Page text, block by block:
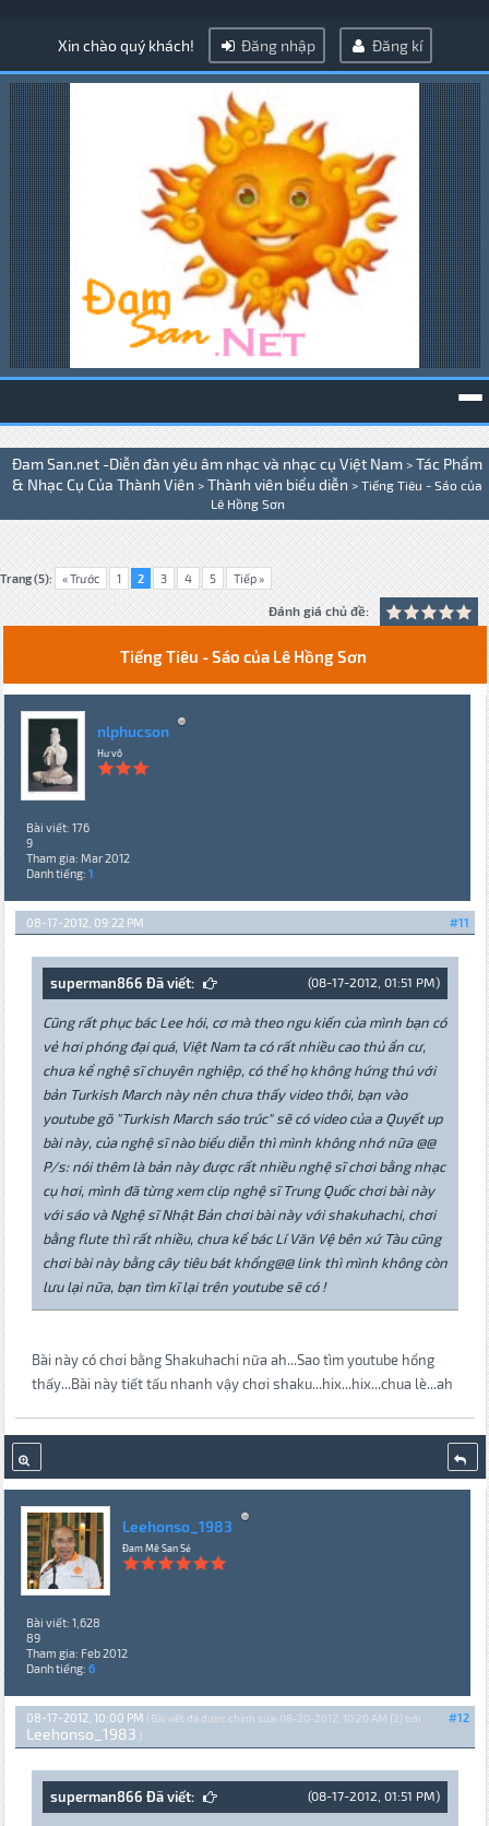
Xin chào quý khách! Đăng nhập Đăng kí
Đam San.net -Diễn đàn yêu âm nhạc và nhạc cụ Việt Nam > Tác Phẩm
& Nhạc Cụ Của Thành Viên > Thành viên biểu diễn > Tiếng Tiêu - Sáo của
Lê Hồng Sơn
Trang (5): « Trước 1 2 3 4 5 Tiếp »
Đánh giá chủ đề:
Tiếng Tiêu - Sáo của Lê Hồng Sơn
nlphucson
Hư vô
Bài viết: 176
9
Tham gia: Mar 2012
Danh tiếng: 1
#11
08-17-2012, 09:22 PM
(08-17-2012, 01:51 PM)
superman866 Đã viết:
Cũng rất phục bác Lee hói, cơ mà theo ngu kiến của mình bạn có
vẻ hơi phóng đại quá, Việt Nam ta có rất nhiều cao thủ ẩn cư,
chưa kể nghệ sĩ chuyên nghiệp, có thể họ không hứng thú với
bản Turkish March này nên chưa thấy video thôi, bạn vào
youtube gõ "Turkish March sáo trúc" sẽ có video của a Quyết up
bài này, của nghệ sĩ nào biểu diễn thì mình không nhớ nữa @@
P/s: nói thêm là bản này được rất nhiều nghệ sĩ chơi bằng nhạc
cụ hơi, mình đã từng xem clip nghệ sĩ Trung Quốc chơi bài này
với sáo và Nghệ sĩ Nhật Bản chơi bài này với shakuhachi, chơi
bằng flute thì rất nhiều, chưa kể bác Lí Văn Vệ bên xứ Tàu cũng
chơi bài này bằng cây tiêu bát khổng@@ link thì mình không còn
lưu lại nữa, bạn tìm kĩ lại trên youtube sẽ có !
Bài này có chơi bằng Shakuhachi nữa ah...Sao tìm youtube hổng
thấy...Bài này tiết tấu nhanh vậy chơi shaku...hix...hix...chua lè...ah
Leehonso_1983
Đam Mê San Sẻ
Bài viết: 1,628
89
Tham gia: Feb 2012
Danh tiếng: 6
#12
08-17-2012, 10:00 PM (Bài viết đã được chỉnh sửa: 08-20-2012, 10:20 AM {2} bởi
Leehonso_1983 .)
(08-17-2012, 01:51 PM)
superman866 Đã viết: